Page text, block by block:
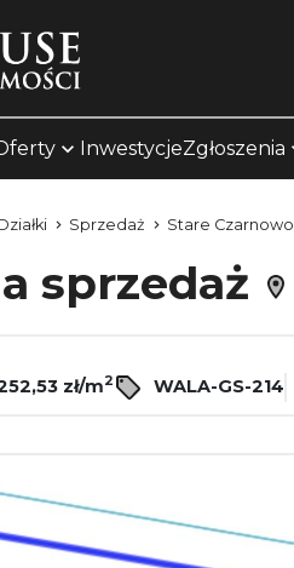
InwestycjeZgłoszenia
Sprzedaż Stare Czarnowo
sprzedaż
zł/m2 WALA-GS-214